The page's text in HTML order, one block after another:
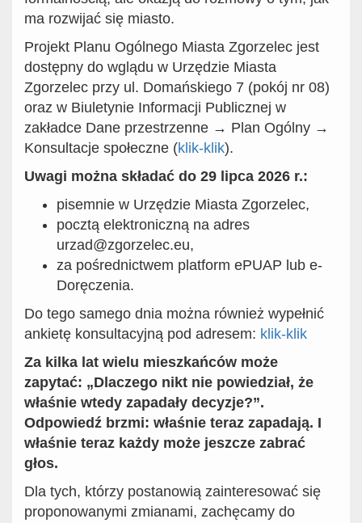
ma rozwijać się miasto.
Projekt Planu Ogólnego Miasta Zgorzelec jest
dostępny do wglądu w Urzędzie Miasta
Zgorzelec przy ul. Domańskiego 7 (pokój nr 08)
oraz w Biuletynie Informacji Publicznej w
zakładce Dane przestrzenne → Plan Ogólny →
Konsultacje społeczne (klik-klik).
Uwagi można składać do 29 lipca 2026 r.:
pisemnie w Urzędzie Miasta Zgorzelec,
pocztą elektroniczną na adres
urzad@zgorzelec.eu,
za pośrednictwem platform ePUAP lub e-
Doręczenia.
Do tego samego dnia można również wypełnić
ankietę konsultacyjną pod adresem: klik-klik
Za kilka lat wielu mieszkańców może
zapytać: „Dlaczego nikt nie powiedział, że
właśnie wtedy zapadały decyzje?”.
Odpowiedź brzmi: właśnie teraz zapadają. I
właśnie teraz każdy może jeszcze zabrać
głos.
Dla tych, którzy postanowią zainteresować się
proponowanymi zmianami, zachęcamy do